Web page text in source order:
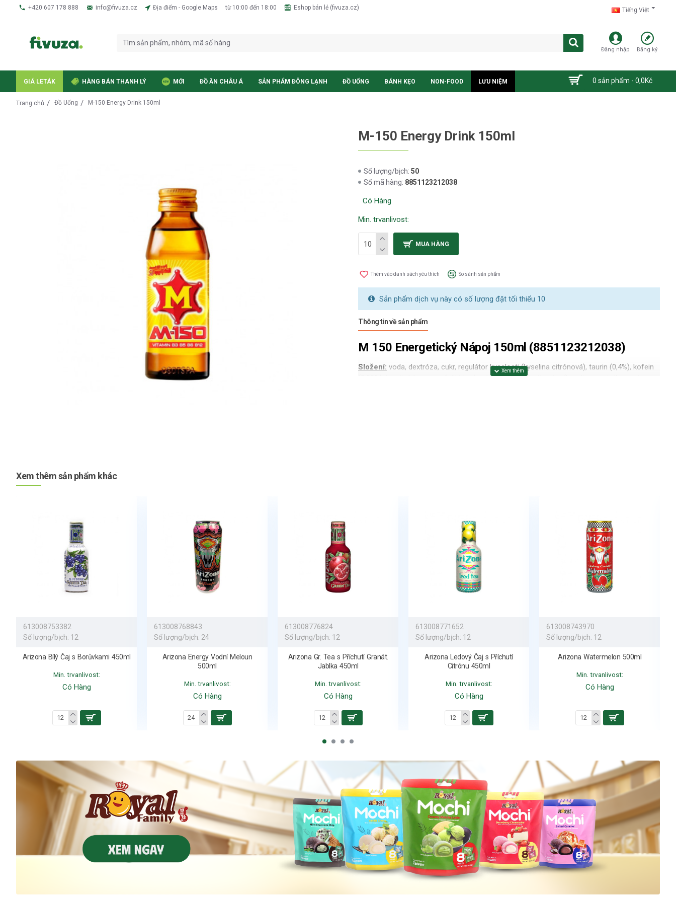
+420 607 178 888 info@fivuza.cz Địa điểm - Google Maps từ 10:00 đến 18:00 Eshop bán lẻ (fivuza.cz) Tiếng Việt
Đăng nhập Đăng ký
GIÁ LETÁK HÀNG BÁN THANH LÝ MỚI ĐỒ ĂN CHÂU Á SẢN PHẨM ĐÔNG LẠNH ĐỒ UỐNG BÁNH KẸO NON-FOOD LƯU NIỆM 0 sản phẩm - 0,0Kč
Trang chủ Đồ Uống M-150 Energy Drink 150ml
M-150 Energy Drink 150ml
Số lượng/bịch: 50
Số mã hàng: 8851123212038
Có Hàng
Min. trvanlivost:
MUA HÀNG
Thêm vào danh sách yêu thích So sánh sản phẩm
Sản phẩm dịch vụ này có số lượng đặt tối thiểu 10
Thông tin về sản phẩm
M 150 Energetický Nápoj 150ml (8851123212038)
Složení: voda, dextróza, cukr, regulátor kyselosti (kyselina citrónová), taurin (0,4%), kofein
(0,03%), inositol, konzervační látka (sorban draselný), vitamíny (kyselina pantothenová,
www.fivuza.eu
Xem thêm sản phẩm khác
613008753382
Số lượng/bịch: 12
Arizona Bílý Čaj s Borůvkami 450ml
Min. trvanlivost:
Có Hàng
613008768843
Số lượng/bịch: 24
Arizona Energy Vodní Meloun
500ml
Min. trvanlivost:
Có Hàng
613008776824
Số lượng/bịch: 12
Arizona Gr. Tea s Příchutí Granát.
Jablka 450ml
Min. trvanlivost:
Có Hàng
613008771652
Số lượng/bịch: 12
Arizona Ledový Čaj s Příchutí
Citrónu 450ml
Min. trvanlivost:
Có Hàng
613008743970
Số lượng/bịch: 12
Arizona Watermelon 500ml
Min. trvanlivost:
Có Hàng